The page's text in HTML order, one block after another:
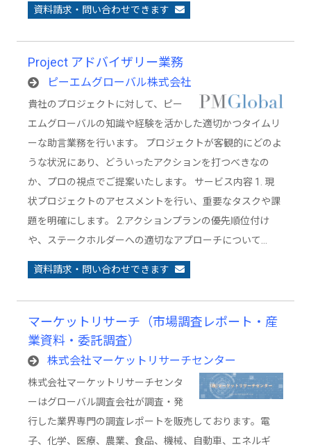
資料請求・問い合わせできます
Project アドバイザリー業務
ピーエムグローバル株式会社
貴社のプロジェクトに対して、ピー
エムグローバルの知識や経験を活かした適切かつタイムリ
ーな助言業務を行います。 プロジェクトが客観的にどのよ
うな状況にあり、どういったアクションを打つべきなの
か、プロの視点でご提案いたします。 サービス内容 1. 現
状プロジェクトのアセスメントを行い、重要なタスクや課
題を明確にします。 2.アクションプランの優先順位付け
や、ステークホルダーへの適切なアプローチについて…
資料請求・問い合わせできます
マーケットリサーチ（市場調査レポート・産
業資料・委託調査）
株式会社マーケットリサーチセンター
株式会社マーケットリサーチセンタ
ーはグローバル調査会社が調査・発
行した業界専門の調査レポートを販売しております。電
子、化学、医療、農業、食品、機械、自動車、エネルギ